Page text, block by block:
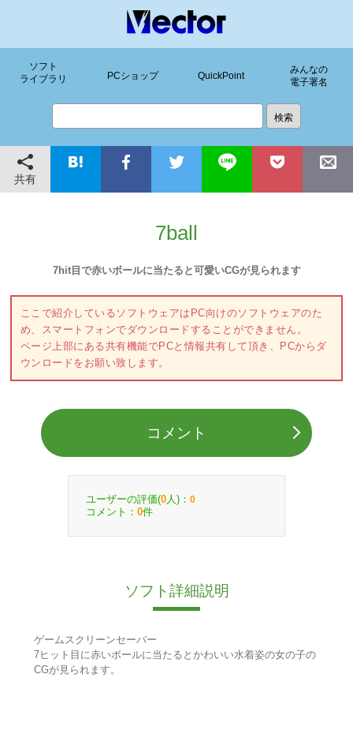
ソフト
ライブラリ
PCショップ QuickPoint
みんなの
電子署名
共有
7ball
7hit目で赤いボールに当たると可愛いCGが見られます
ここで紹介しているソフトウェアはPC向けのソフトウェアのた
め、スマートフォンでダウンロードすることができません。
ページ上部にある共有機能でPCと情報共有して頂き、PCからダ
ウンロードをお願い致します。
コメント
ユーザーの評価(0 人)： 0
コメント： 0件
ソフト詳細説明
ゲームスクリーンセーバー
7ヒット目に赤いボールに当たるとかわいい水着姿の女の子の
CGが見られます。